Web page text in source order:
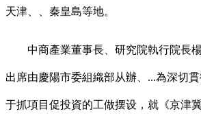
天津、、秦皇島等地。
中商產業董事長、研究院執行院長楊
出席由慶陽市委組織部从辦、...為深切
于抓項目促投資的工做摆设，就《京津